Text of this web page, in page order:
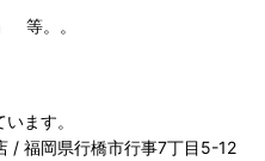
等。。
ます。
/ 福岡県行橋市行事7丁目5-12